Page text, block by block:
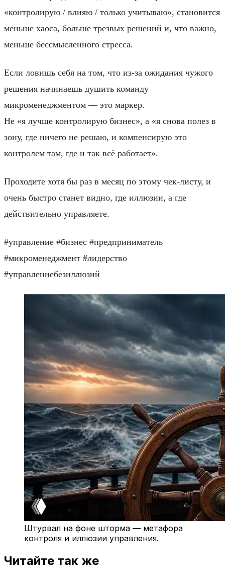
«контролирую / влияю / только учитываю», становится
меньше хаоса, больше трезвых решений и, что важно,
меньше бессмысленного стресса.
Если ловишь себя на том, что из‑за ожидания чужого
решения начинаешь душить команду
микроменеджментом — это маркер.
Не «я лучше контролирую бизнес», а «я снова полез в
зону, где ничего не решаю, и компенсирую это
контролем там, где и так всё работает».
Проходите хотя бы раз в месяц по этому чек‑листу, и
очень быстро станет видно, где иллюзии, а где
действительно управляете.
#управление #бизнес #предприниматель
#микроменеджмент #лидерство
#управлениебезиллюзий
Штурвал на фоне шторма — метафора
контроля и иллюзии управления.
Читайте так же